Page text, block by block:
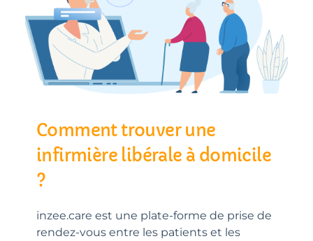
Comment trouver une
infirmière libérale à domicile
?
inzee.care est une plate-forme de prise de
rendez-vous entre les patients et les